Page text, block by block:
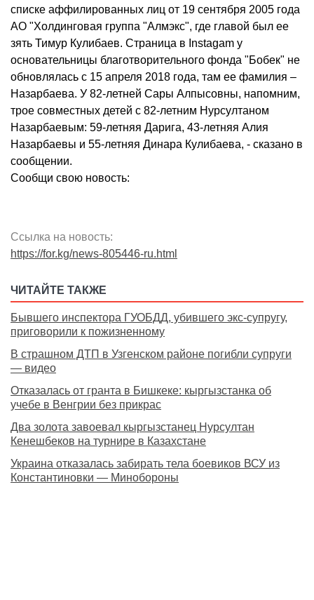
списке аффилированных лиц от 19 сентября 2005 года
АО "Холдинговая группа "Алмэкс", где главой был ее
зять Тимур Кулибаев. Страница в Instagam у
основательницы благотворительного фонда "Бобек" не
обновлялась с 15 апреля 2018 года, там ее фамилия –
Назарбаева. У 82-летней Сары Алпысовны, напомним,
трое совместных детей с 82-летним Нурсултаном
Назарбаевым: 59-летняя Дарига, 43-летняя Алия
Назарбаевы и 55-летняя Динара Кулибаева, - сказано в
сообщении.
Сообщи свою новость:
Ссылка на новость:
https://for.kg/news-805446-ru.html
ЧИТАЙТЕ ТАКЖЕ
Бывшего инспектора ГУОБДД, убившего экс-супругу,
приговорили к пожизненному
В страшном ДТП в Узгенском районе погибли супруги
— видео
Отказалась от гранта в Бишкеке: кыргызстанка об
учебе в Венгрии без прикрас
Два золота завоевал кыргызстанец Нурсултан
Кенешбеков на турнире в Казахстане
Украина отказалась забирать тела боевиков ВСУ из
Константиновки — Минобороны